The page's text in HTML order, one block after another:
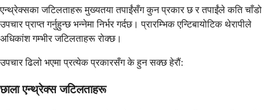
एन्थ्रेक्सका जटिलताहरू मुख्यतया तपाईंसँग कुन प्रकार छ र तपाईंले कति चाँडो
उपचार प्राप्त गर्नुहुन्छ भन्नेमा निर्भर गर्दछ। प्रारम्भिक एन्टिबायोटिक थेरापीले
अधिकांश गम्भीर जटिलताहरू रोक्छ।
उपचार ढिलो भएमा प्रत्येक प्रकारसँग के हुन सक्छ हेरौं:
छाला एन्थ्रेक्स जटिलताहरू